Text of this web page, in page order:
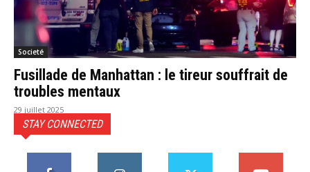
Societé
Fusillade de Manhattan : le tireur souffrait de
troubles mentaux
29 juillet 2025
STAY CONNECTED